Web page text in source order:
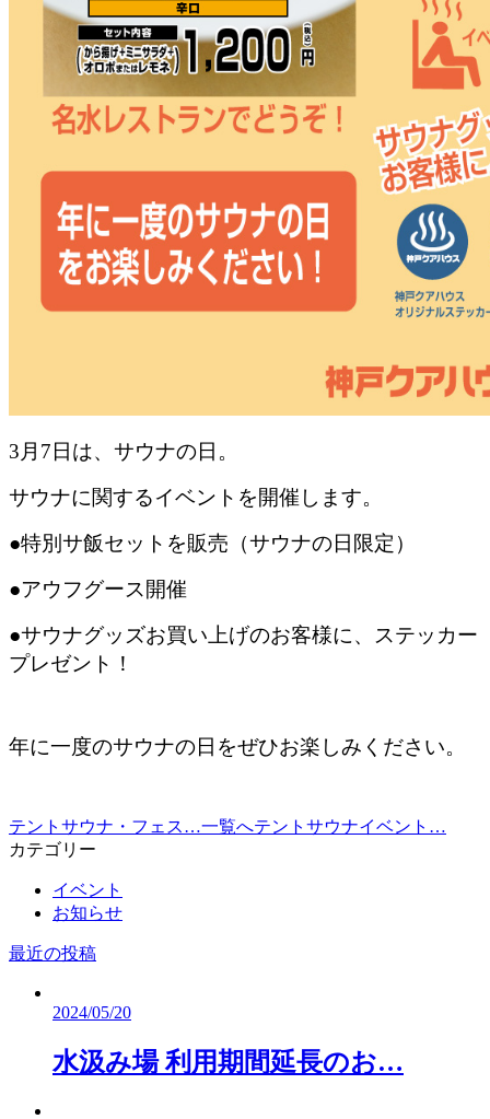
3月7日は、サウナの日。
サウナに関するイベントを開催します。
●特別サ飯セットを販売（サウナの日限定）
●アウフグース開催
●サウナグッズお買い上げのお客様に、ステッカー
プレゼント！
年に一度のサウナの日をぜひお楽しみください。
テントサウナ・フェス…一覧へテントサウナイベント…
カテゴリー
イベント
お知らせ
最近の投稿
2024/05/20
水汲み場 利用期間延長のお…